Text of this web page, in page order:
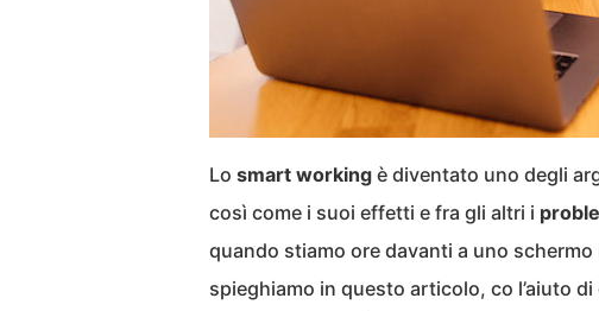
Lo smart working è diventato uno degli
così come i suoi effetti e fra gli altri i
quando stiamo ore davanti a uno schermo
spieghiamo in questo articolo, co l’aiuto